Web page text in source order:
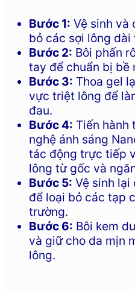
Bước 1: Vệ sinh và
bỏ các sợi lông dài
Bước 2: Bôi phấn
tay để chuẩn bị bề
Bước 3: Thoa gel
vực triệt lông để
đau.
Bước 4: Tiến hành
nghệ ánh sáng
tác động trực tiếp
lông từ gốc và
Bước 5: Vệ sinh
để loại bỏ các tạp
trường.
Bước 6: Bôi kem
và giữ cho da mịn
lông.